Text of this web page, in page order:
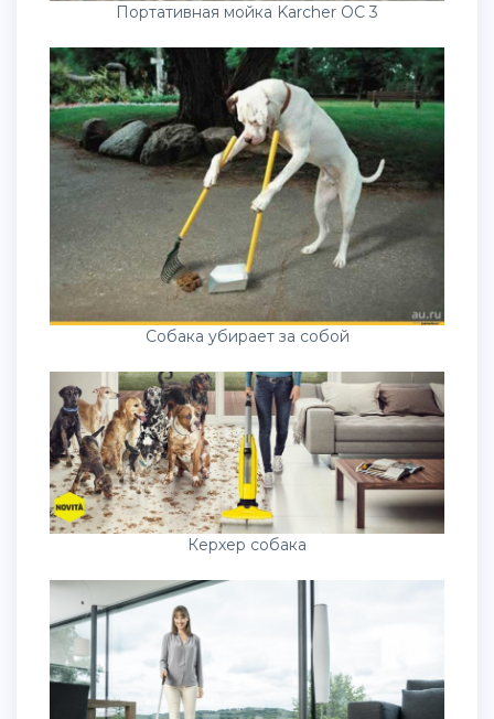
Портативная мойка Karcher OC 3
Собака убирает за собой
Керхер собака